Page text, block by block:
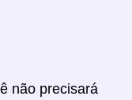
não precisará